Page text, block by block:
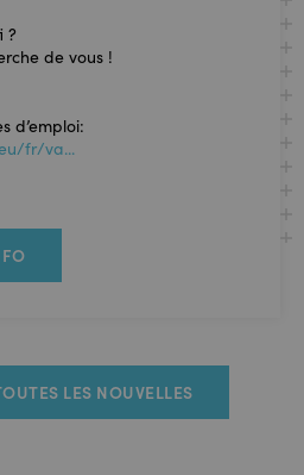
?
de vous !
d’emploi:
fr/va...
LES NOUVELLES